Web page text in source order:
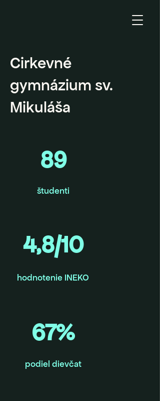
Cirkevné
gymnázium sv.
Mikuláša
89
študenti
4,8/10
hodnotenie INEKO
67%
podiel dievčat